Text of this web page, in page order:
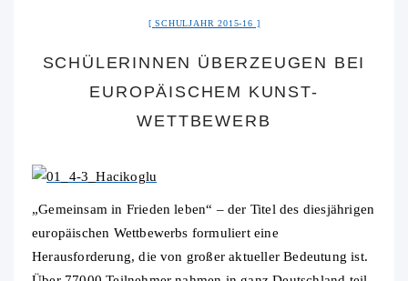
SCHULJAHR 2015-16
SCHÜLERINNEN ÜBERZEUGEN BEI
EUROPÄISCHEM KUNST-
WETTBEWERB
„Gemeinsam in Frieden leben“ – der Titel des diesjährigen
europäischen Wettbewerbs formuliert eine
Herausforderung, die von großer aktueller Bedeutung ist.